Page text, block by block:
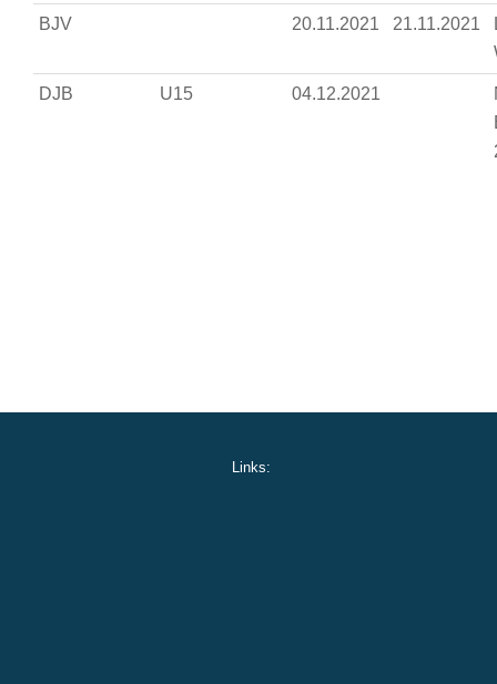
BJV 20.11.2021 21.11.2021
DJB U15 04.12.2021
Links: